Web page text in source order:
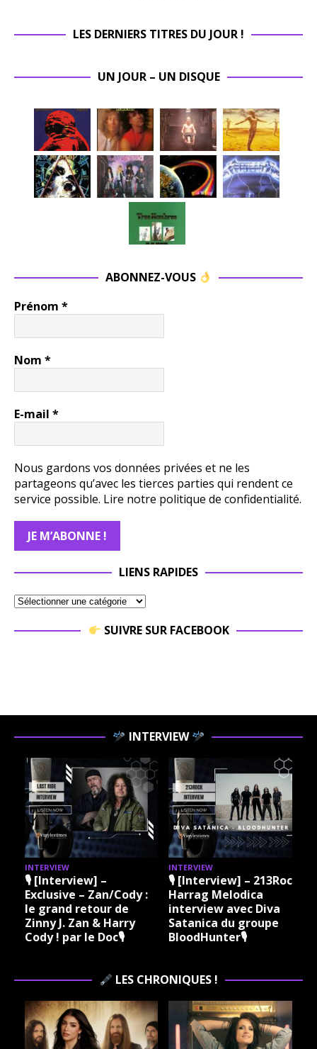
LES DERNIERS TITRES DU JOUR !
UN JOUR – UN DISQUE
ABONNEZ-VOUS
Prénom *
Nom *
E-mail *
Nous gardons vos données privées et ne les
partageons qu’avec les tierces parties qui rendent ce
service possible. Lire notre politique de confidentialité.
LIENS RAPIDES
SUIVRE SUR FACEBOOK
INTERVIEW
INTERVIEW
🎙 [Interview] –
Exclusive – Zan/Cody :
le grand retour de
Zinny J. Zan & Harry
Cody ! par le Doc🎙
INTERVIEW
🎙 [Interview] – 213Rock
Harrag Melodica
interview avec Diva
Satanica du groupe
BloodHunter🎙
LES CHRONIQUES !